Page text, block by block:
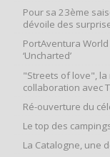
Pour sa 23ème
dévoile des
PortAventura
‘Uncharted’
"Streets of love", la
collaboration avec
Ré-ouverture du
Le top des
La Catalogne, une